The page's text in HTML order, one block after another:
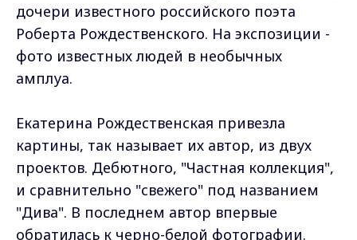
дочери известного российского поэта
Роберта Рождественского. На экспозиции -
фото известных людей в необычных
амплуа.
Екатерина Рождественская привезла
картины, так называет их автор, из двух
проектов. Дебютного, "Частная коллекция",
и сравнительно "свежего" под названием
"Дива". В последнем автор впервые
обратилась к черно-белой фотографии.